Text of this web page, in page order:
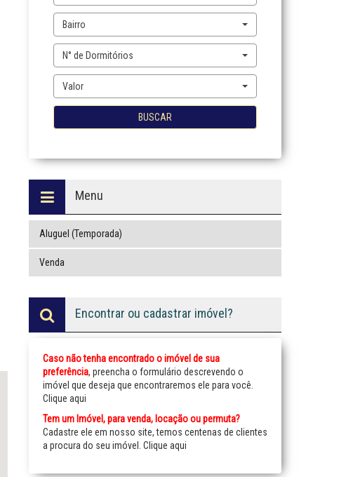
Bairro
N° de Dormitórios
Valor
BUSCAR
Menu
Aluguel (Temporada)
Venda
Encontrar ou cadastrar imóvel?
Caso não tenha encontrado o imóvel de sua
preferência, preencha o formulário descrevendo o
imóvel que deseja que encontraremos ele para você.
Clique aqui
Tem um Imóvel, para venda, locação ou permuta?
Cadastre ele em nosso site, temos centenas de clientes
a procura do seu imóvel. Clique aqui